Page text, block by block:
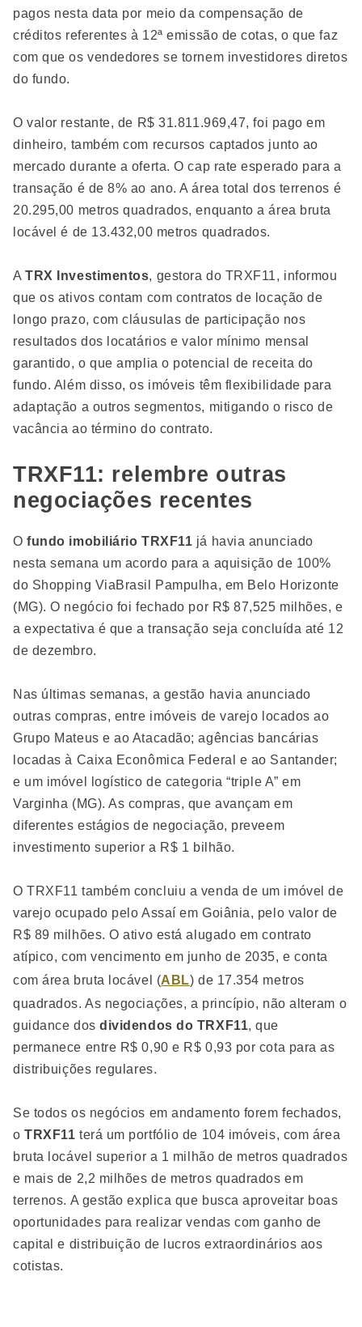
pagos nesta data por meio da compensação de
créditos referentes à 12ª emissão de cotas, o que faz
com que os vendedores se tornem investidores diretos
do fundo.
O valor restante, de R$ 31.811.969,47, foi pago em
dinheiro, também com recursos captados junto ao
mercado durante a oferta. O cap rate esperado para a
transação é de 8% ao ano. A área total dos terrenos é
20.295,00 metros quadrados, enquanto a área bruta
locável é de 13.432,00 metros quadrados.
ATRX Investimentos, gestora do TRXF11, informou
que os ativos contam com contratos de locação de
longo prazo, com cláusulas de participação nos
resultados dos locatários e valor mínimo mensal
garantido, o que amplia o potencial de receita do
fundo. Além disso, os imóveis têm flexibilidade para
adaptação a outros segmentos, mitigando o risco de
vacância ao término do contrato.
TRXF11: relembre outras
negociações recentes
Ofundo imobiliário TRXF11 já havia anunciado
nesta semana um acordo para a aquisição de 100%
do Shopping ViaBrasil Pampulha, em Belo Horizonte
(MG). O negócio foi fechado por R$ 87,525 milhões, e
a expectativa é que a transação seja concluída até 12
de dezembro.
Nas últimas semanas, a gestão havia anunciado
outras compras, entre imóveis de varejo locados ao
Grupo Mateus e ao Atacadão; agências bancárias
locadas à Caixa Econômica Federal e ao Santander;
e um imóvel logístico de categoria “triple A” em
Varginha (MG). As compras, que avançam em
diferentes estágios de negociação, preveem
investimento superior a R$ 1 bilhão.
O TRXF11 também concluiu a venda de um imóvel de
varejo ocupado pelo Assaí em Goiânia, pelo valor de
R$ 89 milhões. O ativo está alugado em contrato
atípico, com vencimento em junho de 2035, e conta
com área bruta locável (ABL) de 17.354 metros
quadrados. As negociações, a princípio, não alteram o
guidance dosdividendos do TRXF11, que
permanece entre R$ 0,90 e R$ 0,93 por cota para as
distribuições regulares.
Se todos os negócios em andamento forem fechados,
oTRXF11 terá um portfólio de 104 imóveis, com área
bruta locável superior a 1 milhão de metros quadrados
e mais de 2,2 milhões de metros quadrados em
terrenos. A gestão explica que busca aproveitar boas
oportunidades para realizar vendas com ganho de
capital e distribuição de lucros extraordinários aos
cotistas.